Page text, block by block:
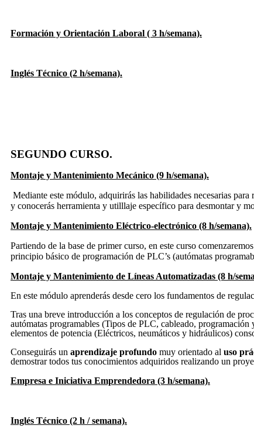
Formación y Orientación Laboral ( 3 h/semana).
Inglés Técnico (2 h/semana).
SEGUNDO CURSO.
Montaje y Mantenimiento Mecánico (9 h/semana).
Mediante este módulo, adquirirás las habilidades necesarias
y conocerás herramienta y utilllaje específico para desmontar y
Montaje y Mantenimiento Eléctrico-electrónico (8 h/semana).
Partiendo de la base de primer curso, en este curso
principio básico de programación de PLC’s (autómatas
Montaje y Mantenimiento de Líneas Automatizadas (8 h/
En este módulo aprenderás desde cero los fundamentos de
Tras una breve introducción a los conceptos de regulación de
autómatas programables (Tipos de PLC, cableado,
elementos de potencia (Eléctricos, neumáticos y hidráulicos)
Conseguirás un aprendizaje profundo muy orientado al uso
demostrar todos tus conocimientos adquiridos realizando un
Empresa e Iniciativa Emprendedora (3 h/semana).
Inglés Técnico (2 h / semana).